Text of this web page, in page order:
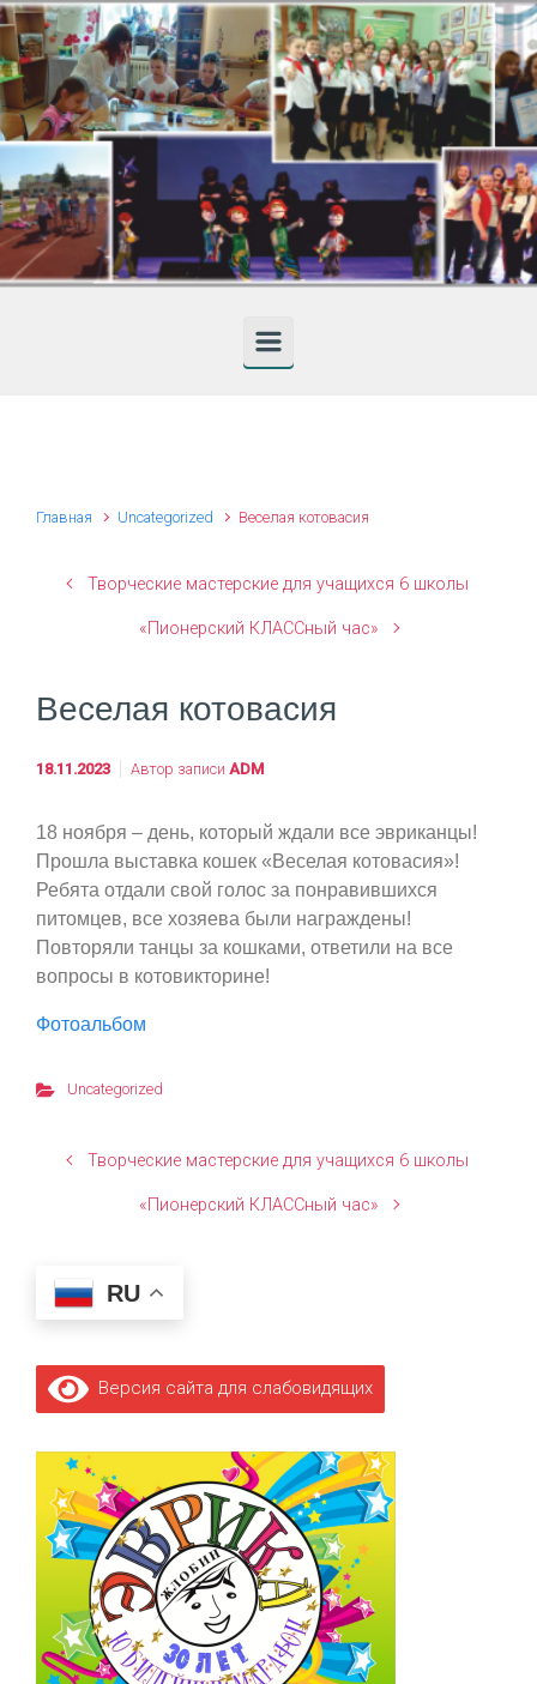
Skip to main content
Главная Uncategorized Веселая котовасия
Творческие мастерские для учащихся 6 школы
«Пионерский КЛАССный час»
Веселая котовасия
18.11.2023 Автор записи ADM
18 ноября – день, который ждали все эвриканцы!
Прошла выставка кошек «Веселая котовасия»!
Ребята отдали свой голос за понравившихся
питомцев, все хозяева были награждены!
Повторяли танцы за кошками, ответили на все
вопросы в котовикторине!
Фотоальбом
Uncategorized
Творческие мастерские для учащихся 6 школы
«Пионерский КЛАССный час»
RU
Версия сайта для слабовидящих